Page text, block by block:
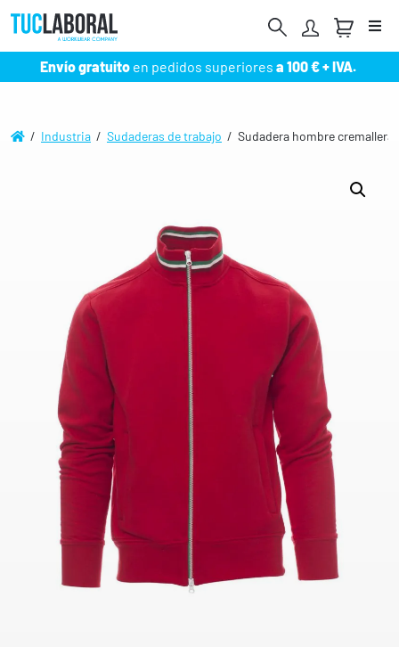
Envío gratuito en pedidos superiores a 100 € + IVA.
/ Industria / Sudaderas de trabajo / Sudadera hombre cremallera